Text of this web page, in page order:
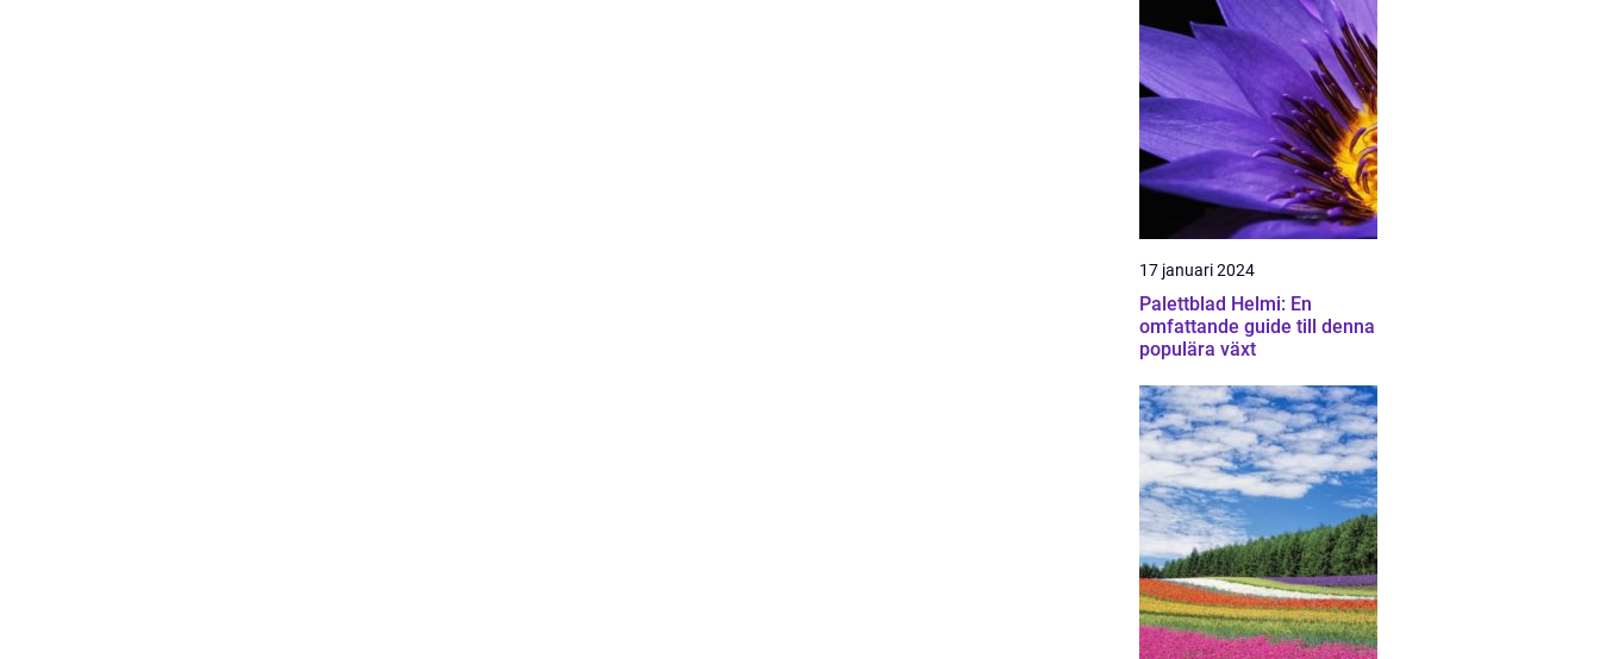
17 januari 2024
Palettblad Helmi: En
omfattande guide till denna
populära växt